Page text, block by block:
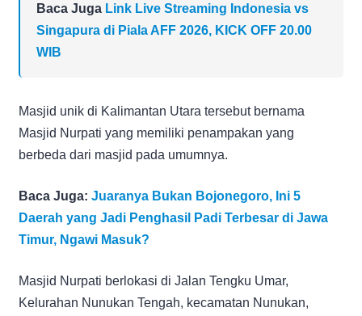
Baca Juga Link Live Streaming Indonesia vs
Singapura di Piala AFF 2026, KICK OFF 20.00
WIB
Masjid unik di Kalimantan Utara tersebut bernama
Masjid Nurpati yang memiliki penampakan yang
berbeda dari masjid pada umumnya.
Baca Juga: Juaranya Bukan Bojonegoro, Ini 5
Daerah yang Jadi Penghasil Padi Terbesar di Jawa
Timur, Ngawi Masuk?
Masjid Nurpati berlokasi di Jalan Tengku Umar,
Kelurahan Nunukan Tengah, kecamatan Nunukan,